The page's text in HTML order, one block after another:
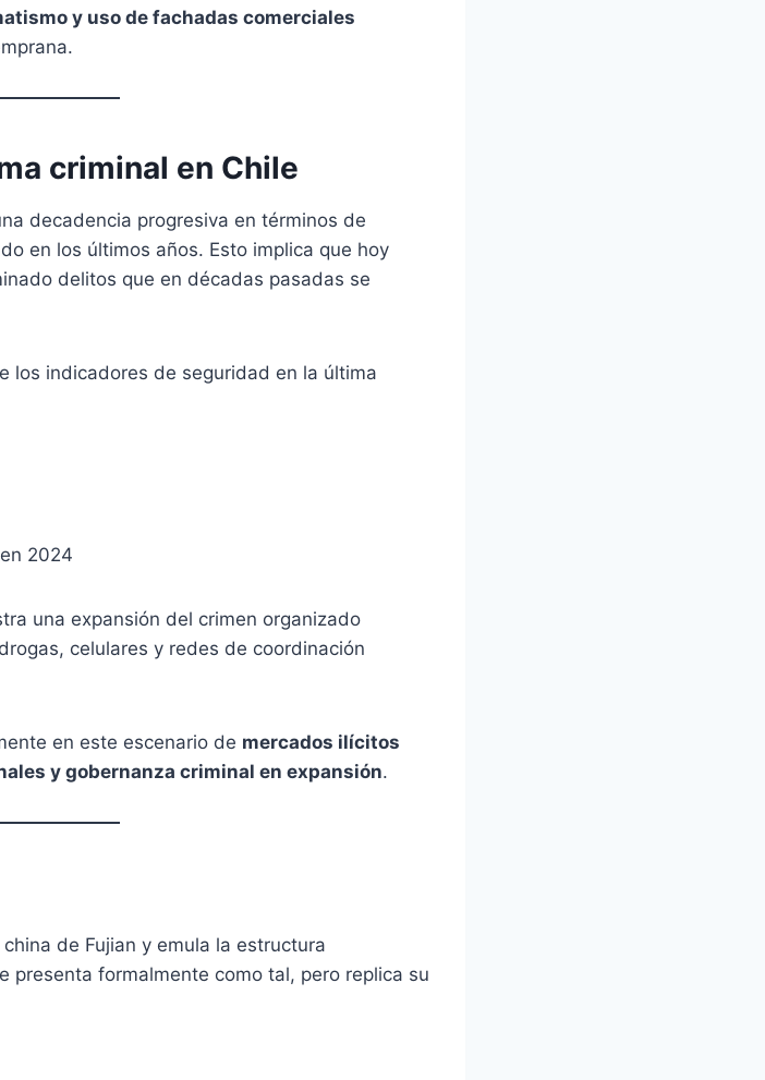
y uso de fachadas comerciales
criminal en Chile
decadencia progresiva en términos de
en los últimos años. Esto implica que hoy
delitos que en décadas pasadas se
los indicadores de seguridad en la última
2024
una expansión del crimen organizado
celulares y redes de coordinación
en este escenario de mercados ilícitos
y gobernanza criminal en expansión.
de Fujian y emula la estructura
presenta formalmente como tal, pero replica su